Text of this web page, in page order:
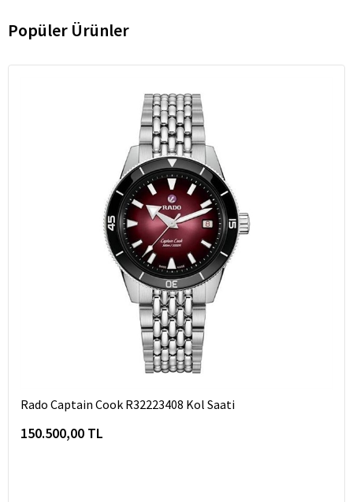
Popüler Ürünler
Rado Captain Cook R32223408 Kol Saati
150.500,00 TL